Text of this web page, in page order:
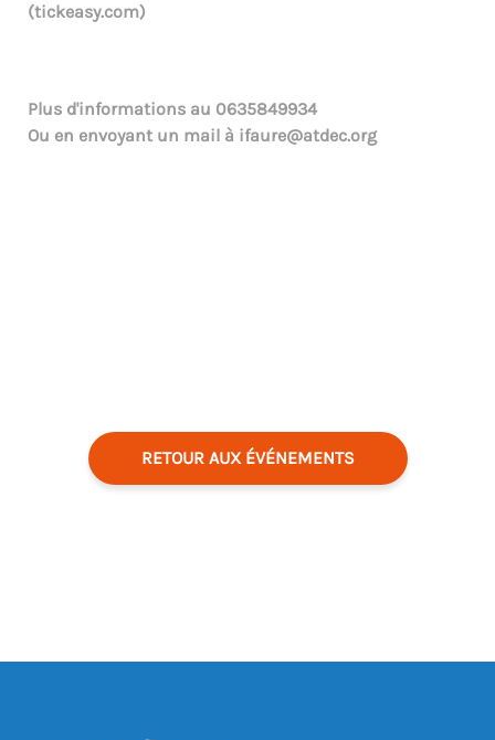
(tickeasy.com)
Plus d'informations au 0635849934
Ou en envoyant un mail à ifaure@atdec.org
RETOUR AUX ÉVÉNEMENTS